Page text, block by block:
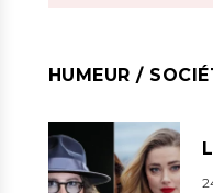
HUMEUR /